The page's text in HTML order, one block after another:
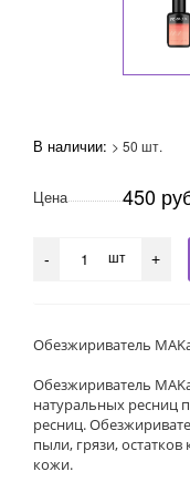
В наличии: > 50 шт.
Цена 450
- шт +
Обезжириватель
Обезжириватель
натуральных ресниц
ресниц.
пыли, грязи,
кожи.